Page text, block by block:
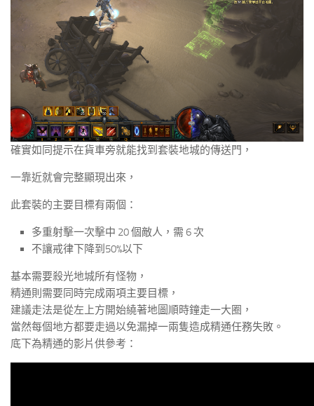
確實如同提示在貨車旁就能找到套裝地城的傳送門，
一靠近就會完整顯現出來，
此套裝的主要目標有兩個：
多重射擊一次擊中 20 個敵人，需 6 次
不讓戒律下降到50%以下
基本需要殺光地城所有怪物，
精通則需要同時完成兩項主要目標，
建議走法是從左上方開始繞著地圖順時鐘走一大圈，
當然每個地方都要走過以免漏掉一兩隻造成精通任務失敗。
底下為精通的影片供參考：